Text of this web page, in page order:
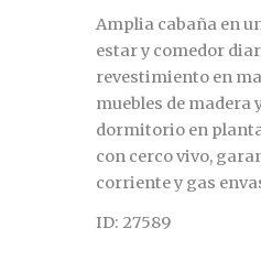
Amplia cabaña en
estar y comedor
revestimiento en
muebles de
dormitorio en
con cerco vivo,
corriente y gas
ID: 27589